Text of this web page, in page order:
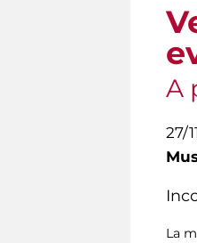
A
27/
La